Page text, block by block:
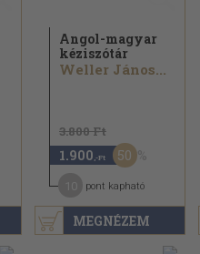
MEGNÉZEM
Angol-magyar
kéziszótár
Weller János...
3.800 Ft
1.900 ,-Ft 50
pont kapható